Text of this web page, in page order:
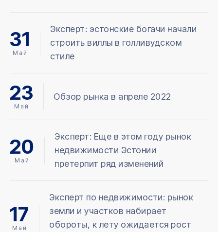
31
Май
Эксперт: эстонские богачи начали
строить виллы в голливудском
стиле
23
Май
Обзор рынка в апреле 2022
20
Май
Эксперт: Еще в этом году рынок
недвижимости Эстонии
претерпит ряд изменений
17
Май
Эксперт по недвижимости: рынок
земли и участков набирает
обороты, к лету ожидается рост